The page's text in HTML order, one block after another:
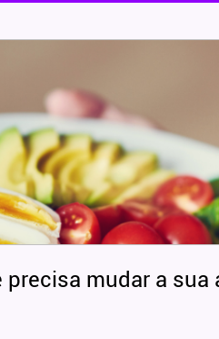
mudar a sua